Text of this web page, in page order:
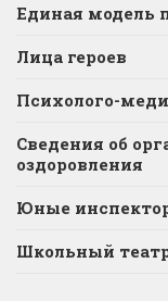
Единая модель
Лица героев
Психолого-
Сведения об
оздоровления
Юные
Школьный